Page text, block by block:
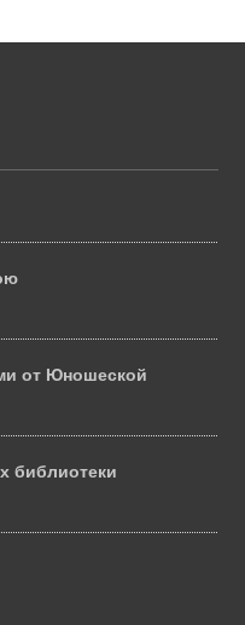
от Юношеской
библиотеки